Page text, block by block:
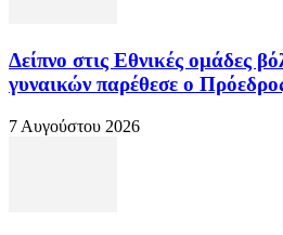
Δείπνο στις Εθνικές ομάδες
γυναικών παρέθεσε ο
7 Αυγούστου 2026